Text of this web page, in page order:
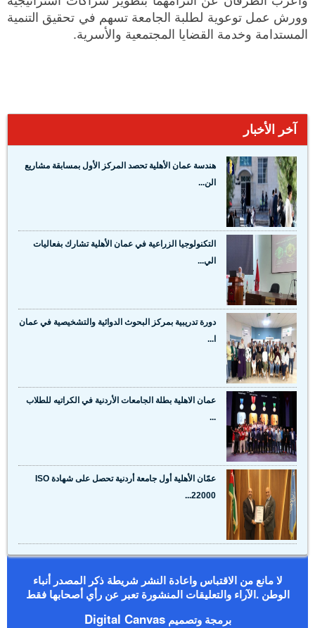
وورش عمل توعوية لطلبة الجامعة تسهم في تحقيق التنمية
المستدامة وخدمة القضايا المجتمعية والأسرية.
آخر الأخبار
هندسة عمان الأهلية تحصد المركز الأول بمسابقة مشاريع
الن...
التكنولوجيا الزراعية في عمان الأهلية تشارك بفعاليات
الي...
دورة تدريبية بمركز البحوث الدوائية والتشخيصية في عمان
ا...
عمان الاهلية بطلة الجامعات الأردنية في الكراتيه للطلاب
...
عمّان الأهلية أول جامعة أردنية تحصل على شهادة ISO
22000...
لا مانع من الاقتباس واعادة النشر شريطة ذكر المصدر أنباء
الوطن .الآراء والتعليقات المنشورة تعبر عن رأي أصحابها فقط
برمجة وتصميمDigital Canvas